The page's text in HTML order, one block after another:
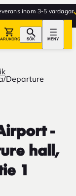
inom 3-5 vardagar
SÖK MENY
Departure
-
hall,
1